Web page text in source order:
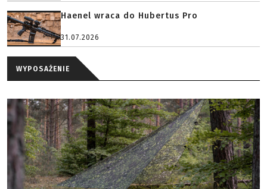
Haenel wraca do Hubertus Pro
31.07.2026
WYPOSAŻENIE